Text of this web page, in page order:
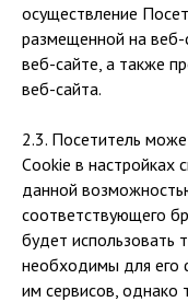
осуществление
размещенной на веб-
веб-сайте, а также
веб-сайта.
2.3. Посетитель
Сookie в настройках
данной
соответствующего
будет использовать
необходимы для его
им сервисов, однако